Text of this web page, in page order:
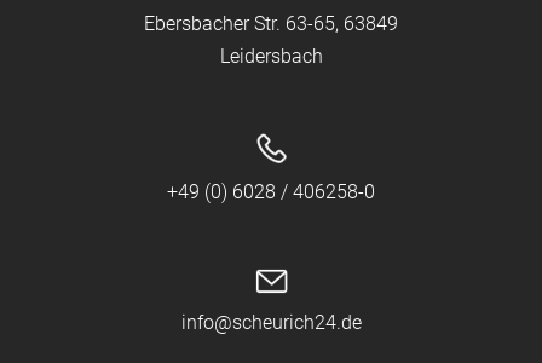
Ebersbacher Str. 63-65, 63849
Leidersbach
+49 (0) 6028 / 406258-0
info@scheurich24.de